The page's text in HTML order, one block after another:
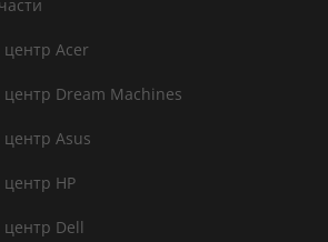
центр Acer
центр Dream Machines
Asus
HP
Dell